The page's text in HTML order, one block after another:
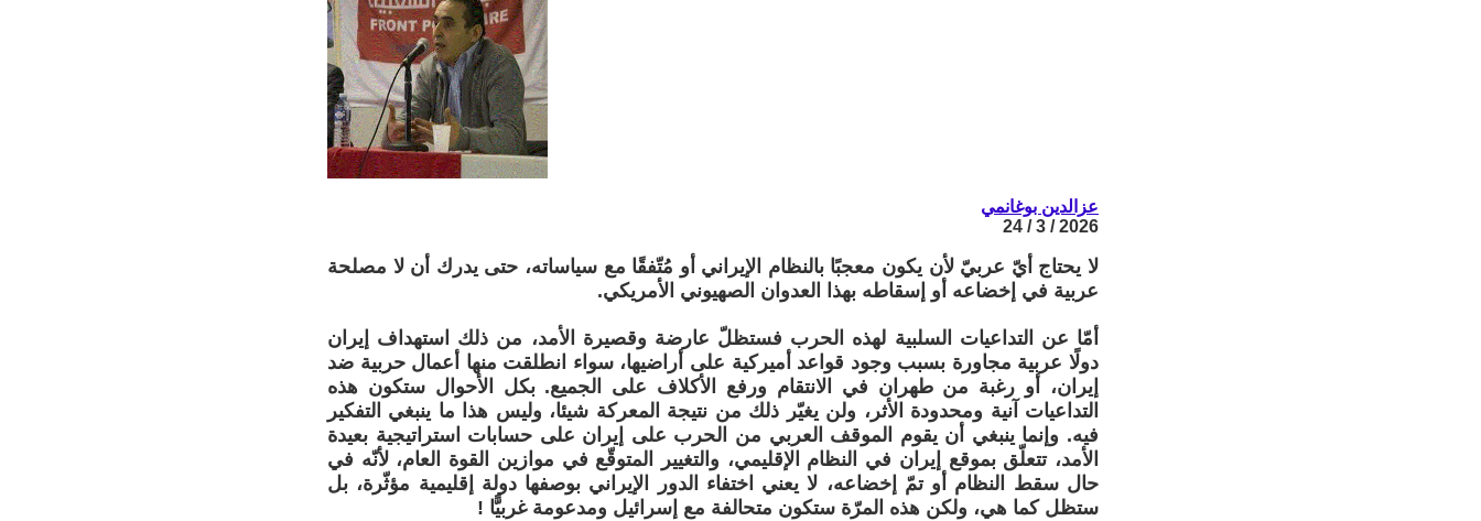
عزالدين بوغانمي
2026 / 3 / 24
لا يحتاج أيّ عربيّ لأن يكون معجبًا بالنظام الإيراني أو مُتّفقًا مع سياساته، حتى يدرك أن لا مصلحة
عربية في إخضاعه أو إسقاطه بهذا العدوان الصهيوني الأمريكي.
أمّا عن التداعيات السلبية لهذه الحرب فستظلّ عارضة وقصيرة الأمد، من ذلك استهداف إيران
دولًا عربية مجاورة بسبب وجود قواعد أميركية على أراضيها، سواء انطلقت منها أعمال حربية ضد
إيران، أو رغبة من طهران في الانتقام ورفع الأكلاف على الجميع. بكل الأحوال ستكون هذه
التداعيات آنية ومحدودة الأثر، ولن يغيّر ذلك من نتيجة المعركة شيئا، وليس هذا ما ينبغي التفكير
فيه. وإنما ينبغي أن يقوم الموقف العربي من الحرب على إيران على حسابات استراتيجية بعيدة
الأمد، تتعلّق بموقع إيران في النظام الإقليمي، والتغيير المتوقّع في موازين القوة العام، لأنّه في
حال سقط النظام أو تمّ إخضاعه، لا يعني اختفاء الدور الإيراني بوصفها دولة إقليمية مؤثّرة، بل
ستظل كما هي، ولكن هذه المرّة ستكون متحالفة مع إسرائيل ومدعومة غربيًّا !